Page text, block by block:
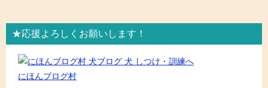
★応援よろしくお願いします！
にほんブログ村